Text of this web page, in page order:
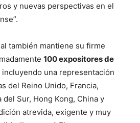
y nuevas perspectivas en el
también mantiene su firme
100 expositores de
incluyendo una representación
del Reino Unido, Francia,
del Sur, Hong Kong, China y
atrevida, exigente y muy